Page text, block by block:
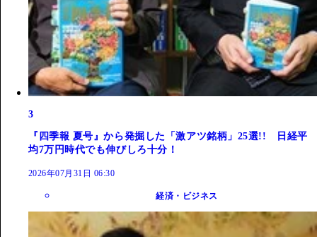
3
『四季報 夏号』から発掘した「激アツ銘柄」25選!! 日経平
均7万円時代でも伸びしろ十分！
2026年07月31日 06:30
経済・ビジネス